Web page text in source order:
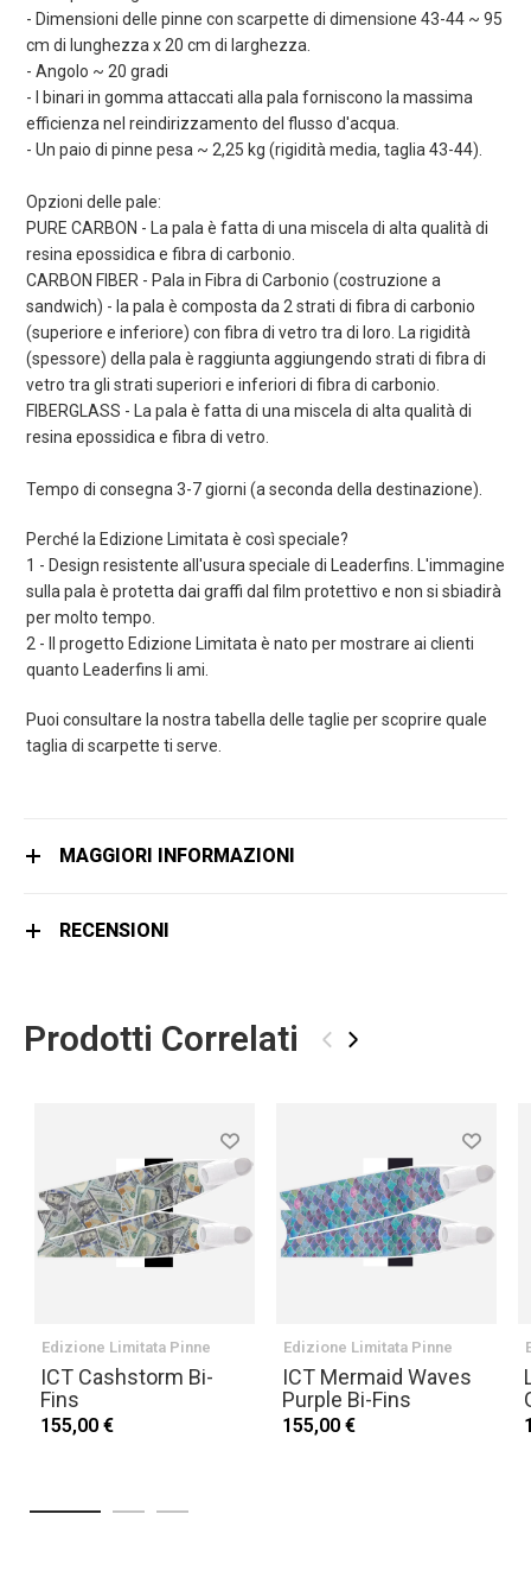
- Dimensioni delle pinne con scarpette di dimensione 43-44 ~ 95
cm di lunghezza x 20 cm di larghezza.
- Angolo ~ 20 gradi
- I binari in gomma attaccati alla pala forniscono la massima
efficienza nel reindirizzamento del flusso d'acqua.
- Un paio di pinne pesa ~ 2,25 kg (rigidità media, taglia 43-44).
Opzioni delle pale:
PURE CARBON - La pala è fatta di una miscela di alta qualità di
resina epossidica e fibra di carbonio.
CARBON FIBER - Pala in Fibra di Carbonio (costruzione a
sandwich) - la pala è composta da 2 strati di fibra di carbonio
(superiore e inferiore) con fibra di vetro tra di loro. La rigidità
(spessore) della pala è raggiunta aggiungendo strati di fibra di
vetro tra gli strati superiori e inferiori di fibra di carbonio.
FIBERGLASS - La pala è fatta di una miscela di alta qualità di
resina epossidica e fibra di vetro.
Tempo di consegna 3-7 giorni (a seconda della destinazione).
Perché la Edizione Limitata è così speciale?
1 - Design resistente all'usura speciale di Leaderfins. L'immagine
sulla pala è protetta dai graffi dal film protettivo e non si sbiadirà
per molto tempo.
2 - Il progetto Edizione Limitata è nato per mostrare ai clienti
quanto Leaderfins li ami.
Puoi consultare la nostra tabella delle taglie per scoprire quale
taglia di scarpette ti serve.
MAGGIORI INFORMAZIONI
RECENSIONI
Prodotti Correlati ‹ ›
Edizione Limitata Pinne
ICT Cashstorm Bi-
Fins
155,00 €
Edizione Limitata Pinne
ICT Mermaid Waves
Purple Bi-Fins
155,00 €